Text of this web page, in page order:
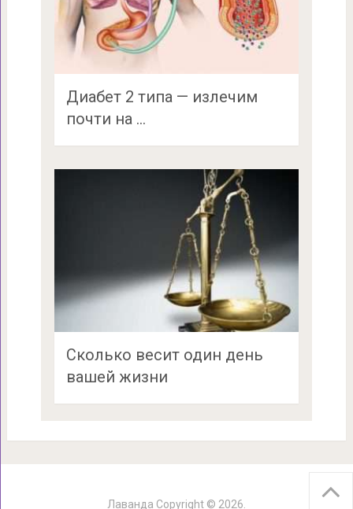
Диабет 2 типа — излечим
почти на …
Сколько весит один день
вашей жизни
Лаванда Copyright © 2026.